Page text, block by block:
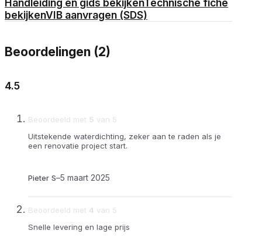
Handleiding en gids bekijkenTechnische fiche
bekijkenVIB aanvragen (SDS)
Beoordelingen (2)
4.5
Beoordeeld met 5 van 5
Pieter S–5 maart 2025
Uitstekende waterdichting, zeker aan te raden als je
een renovatie project start.
Beoordeeld met 4 van 5
Snelle levering en lage prijs